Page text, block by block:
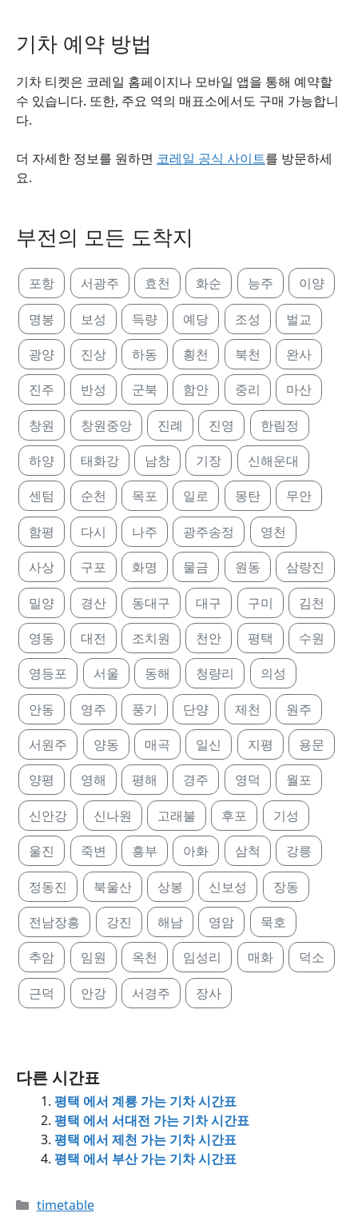
기차 예약 방법
기차 티켓은 코레일 홈페이지나 모바일 앱을 통해 예약할
수 있습니다. 또한, 주요 역의 매표소에서도 구매 가능합니
다.
더 자세한 정보를 원하면 코레일 공식 사이트를 방문하세
요.
부전의 모든 도착지
포항 서광주 효천 화순 능주 이양
명봉 보성 득량 예당 조성 벌교
광양 진상 하동 횡천 북천 완사
진주 반성 군북 함안 중리 마산
창원 창원중앙 진례 진영 한림정
하양 태화강 남창 기장 신해운대
센텀 순천 목포 일로 몽탄 무안
함평 다시 나주 광주송정 영천
사상 구포 화명 물금 원동 삼랑진
밀양 경산 동대구 대구 구미 김천
영동 대전 조치원 천안 평택 수원
영등포 서울 동해 청량리 의성
안동 영주 풍기 단양 제천 원주
서원주 양동 매곡 일신 지평 용문
양평 영해 평해 경주 영덕 월포
신안강 신나원 고래불 후포 기성
울진 죽변 흥부 아화 삼척 강릉
정동진 북울산 상봉 신보성 장동
전남장흥 강진 해남 영암 묵호
추암 임원 옥천 임성리 매화 덕소
근덕 안강 서경주 장사
다른 시간표
평택 에서 계룡 가는 기차 시간표
평택 에서 서대전 가는 기차 시간표
평택 에서 제천 가는 기차 시간표
평택 에서 부산 가는 기차 시간표
Categories
timetable